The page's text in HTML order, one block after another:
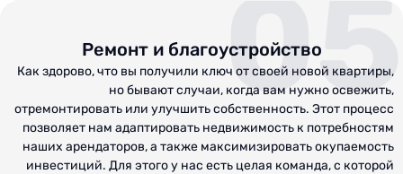
05
Ремонт и благоустройство
Как здорово, что вы получили ключ от своей новой квартиры,
но бывают случаи, когда вам нужно освежить,
отремонтировать или улучшить собственность. Этот процесс
позволяет нам адаптировать недвижимость к потребностям
наших арендаторов, а также максимизировать окупаемость
инвестиций. Для этого у нас есть целая команда, с которой